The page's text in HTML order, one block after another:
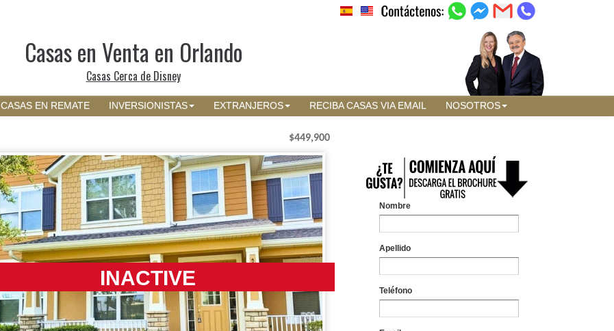
Casas en Venta en Orlando
Casas Cerca de Disney
CASAS EN REMATE INVERSIONISTAS EXTRANJEROS RECIBA CASAS VIA EMAIL NOSOTROS
$449,900
INACTIVE
Nombre
Apellido
Teléfono